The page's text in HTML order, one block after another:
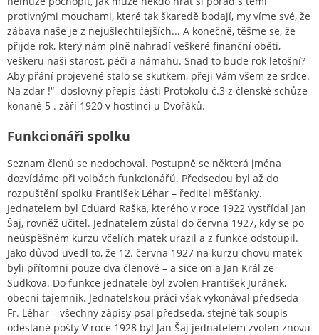
protivnými mouchami, které tak škaredě bodají, my víme své, že
zábava naše je z nejušlechtilejších... A konečně, těšme se, že
přijde rok, který nám plně nahradí veškeré finanční oběti,
veškeru naši starost, péči a námahu. Snad to bude rok letošní?
Aby přání projevené stalo se skutkem, přeji Vám všem ze srdce.
Na zdar !“- doslovný přepis části Protokolu č.3 z členské schůze
konané 5 . září 1920 v hostinci u Dvořáků.
Funkcionáři spolku
Seznam členů se nedochoval. Postupně se některá jména
dozvídáme při volbách funkcionářů. Předsedou byl až do
rozpuštění spolku František Léhar – ředitel měšťanky.
Jednatelem byl Eduard Raška, kterého v roce 1922 vystřídal Jan
Šaj, rovněž učitel. Jednatelem zůstal do června 1927, kdy se po
neúspěšném kurzu včelích matek urazil a z funkce odstoupil.
Jako důvod uvedl to, že 12. června 1927 na kurzu chovu matek
byli přítomni pouze dva členové – a sice on a Jan Král ze
Sudkova. Do funkce jednatele byl zvolen František Juránek,
obecní tajemník. Jednatelskou práci však vykonával předseda
Fr. Léhar – všechny zápisy psal předseda, stejně tak soupis
odeslané pošty V roce 1928 byl Jan Šaj jednatelem zvolen znovu